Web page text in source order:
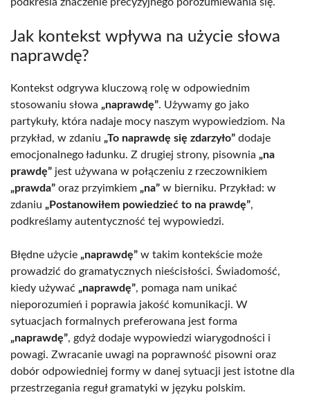
Jak kontekst wpływa na użycie słowa
naprawdę?
Kontekst odgrywa kluczową rolę w odpowiednim
stosowaniu słowa „naprawdę”. Używamy go jako
partykuły, która nadaje mocy naszym wypowiedziom. Na
przykład, w zdaniu „To naprawdę się zdarzyło” dodaje
emocjonalnego ładunku. Z drugiej strony, pisownia „na
prawdę” jest używana w połączeniu z rzeczownikiem
„prawda” oraz przyimkiem „na” w bierniku. Przykład: w
zdaniu „Postanowiłem powiedzieć to na prawdę”,
podkreślamy autentyczność tej wypowiedzi.
Błędne użycie „naprawdę” w takim kontekście może
prowadzić do gramatycznych nieścisłości. Świadomość,
kiedy używać „naprawdę”, pomaga nam unikać
nieporozumień i poprawia jakość komunikacji. W
sytuacjach formalnych preferowana jest forma
„naprawdę”, gdyż dodaje wypowiedzi wiarygodności i
powagi. Zwracanie uwagi na poprawność pisowni oraz
dobór odpowiedniej formy w danej sytuacji jest istotne dla
przestrzegania reguł gramatyki w języku polskim.